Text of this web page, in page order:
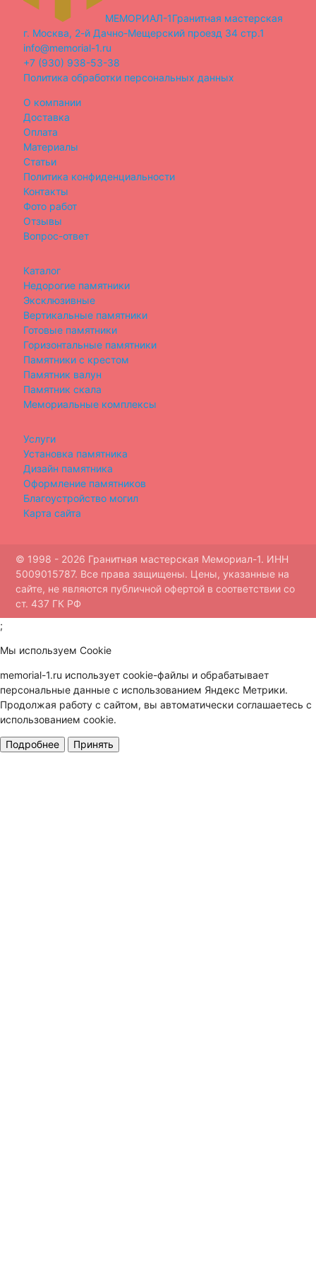
МЕМОРИАЛ-1Гранитная мастерская
г. Москва, 2-й Дачно-Мещерский проезд 34 стр.1
info@memorial-1.ru
+7 (930) 938-53-38
Политика обработки персональных данных
О компании
Доставка
Оплата
Материалы
Статьи
Политика конфиденциальности
Контакты
Фото работ
Отзывы
Вопрос-ответ
Каталог
Недорогие памятники
Эксклюзивные
Вертикальные памятники
Готовые памятники
Горизонтальные памятники
Памятники с крестом
Памятник валун
Памятник скала
Мемориальные комплексы
Услуги
Установка памятника
Дизайн памятника
Оформление памятников
Благоустройство могил
Карта сайта
© 1998 - 2026 Гранитная мастерская Мемориал-1. ИНН
5009015787. Все права защищены. Цены, указанные на
сайте, не являются публичной офертой в соответствии со
ст. 437 ГК РФ
;
Мы используем Cookie
memorial-1.ru использует cookie-файлы и обрабатывает
персональные данные с использованием Яндекс Метрики.
Продолжая работу с сайтом, вы автоматически соглашаетесь с
использованием cookie.
Подробнее Принять